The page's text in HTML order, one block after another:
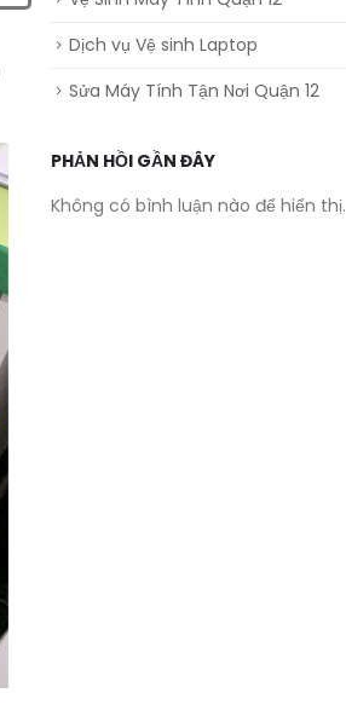
Dịch vụ Vệ sinh Laptop
Sửa Máy Tính Tận Nơi Quận 12
PHẢN HỒI GẦN ĐÂY
Không có bình luận nào để hiển thị.